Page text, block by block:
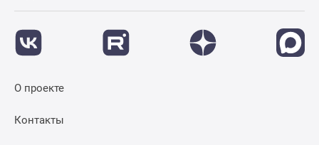
О проекте
Контакты